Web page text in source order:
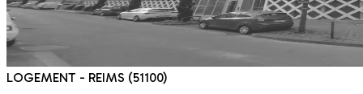
LOGEMENT - REIMS (51100)